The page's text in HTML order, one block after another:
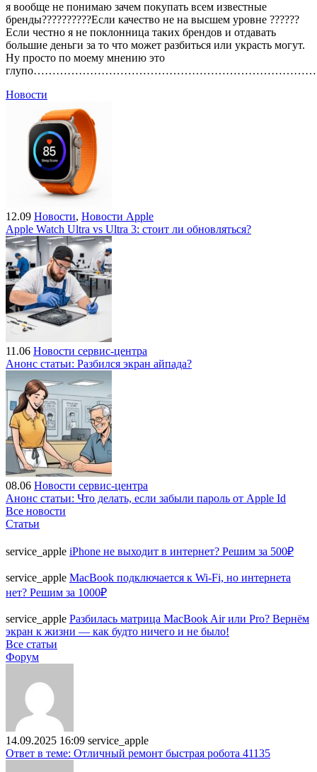
я вообще не понимаю зачем покупать всем известные
бренды??????????Если качество не на высшем уровне ??????
Если честно я не поклонница таких брендов и отдавать
большие деньги за то что может разбиться или украсть могут.
Ну просто по моему мнению это
Новости
12.09 Новости, Новости Apple
Apple Watch Ultra vs Ultra 3: стоит ли обновляться?
11.06 Новости сервис-центра
Анонс статьи: Разбился экран айпада?
08.06 Новости сервис-центра
Анонс статьи: Что делать, если забыли пароль от Apple Id
Все новости
Статьи
service_apple iPhone не выходит в интернет? Решим за 500₽
service_apple MacBook подключается к Wi-Fi, но интернета
нет? Решим за 1000₽
service_apple Разбилась матрица MacBook Air или Pro? Вернём
экран к жизни — как будто ничего и не было!
Все статьи
Форум
14.09.2025 16:09 service_apple
Ответ в теме: Отличный ремонт быстрая робота 41135